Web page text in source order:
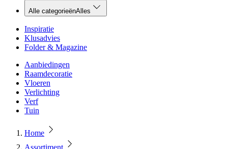
Alle categorieënAlles
Inspiratie
Klusadvies
Folder & Magazine
Aanbiedingen
Raamdecoratie
Vloeren
Verlichting
Verf
Tuin
Home
Assortiment